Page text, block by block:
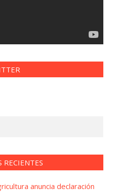
RECIENTES
anuncia declaración